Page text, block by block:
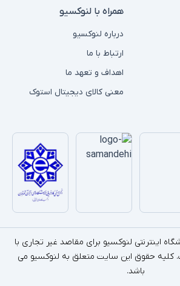
زبان‌های پایه برنامه‌نویسی و ابزارهای سبک
و یادگیری.
عملکرد مناسب ارائه می‌دهند.
همراه با لنوکسیو
درباره لنوکسیو
ارتباط با ما
اهداف و تعهد ما
معنی کالای دیجیتال استوک
اینترنتی لنوکسیو برای مقاصد غیر تجاری با
کلیه حقوق این سایت متعلق به لنوکسیو می
باشد.